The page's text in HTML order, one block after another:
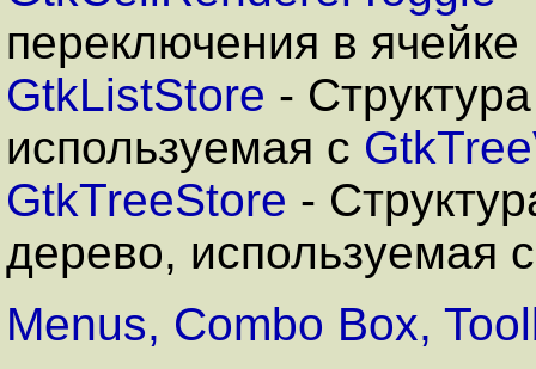
переключения в ячейке
GtkListStore -
используемая с
GtkTreeStore -
дерево, используемая
Menus, Combo Box,